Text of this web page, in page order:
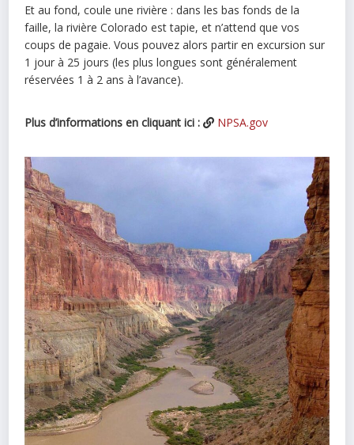
Et au fond, coule une rivière : dans les bas fonds de la
faille, la rivière Colorado est tapie, et n’attend que vos
coups de pagaie. Vous pouvez alors partir en excursion sur
1 jour à 25 jours (les plus longues sont généralement
réservées 1 à 2 ans à l’avance).
Plus d’informations en cliquant ici : NPSA.gov